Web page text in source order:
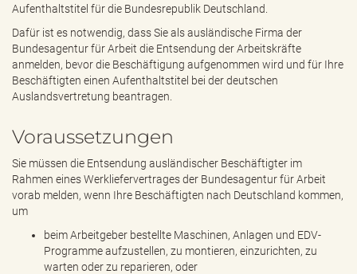
Aufenthaltstitel für die Bundesrepublik Deutschland.
Dafür ist es notwendig, dass Sie als ausländische Firma der
Bundesagentur für Arbeit die Entsendung der Arbeitskräfte
anmelden, bevor die Beschäftigung aufgenommen wird und für Ihre
Beschäftigten einen Aufenthaltstitel bei der deutschen
Auslandsvertretung beantragen.
Voraussetzungen
Sie müssen die Entsendung ausländischer Beschäftigter im
Rahmen eines Werkliefervertrages der Bundesagentur für Arbeit
vorab melden, wenn Ihre Beschäftigten nach Deutschland kommen,
um
beim Arbeitgeber bestellte Maschinen, Anlagen und EDV-
Programme aufzustellen, zu montieren, einzurichten, zu
warten oder zu reparieren, oder